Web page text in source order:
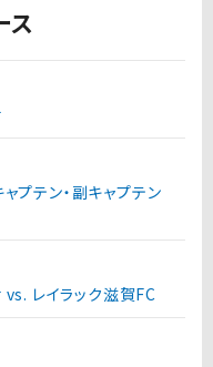
ス
プテン・副キャプテン
レイラック滋賀FC